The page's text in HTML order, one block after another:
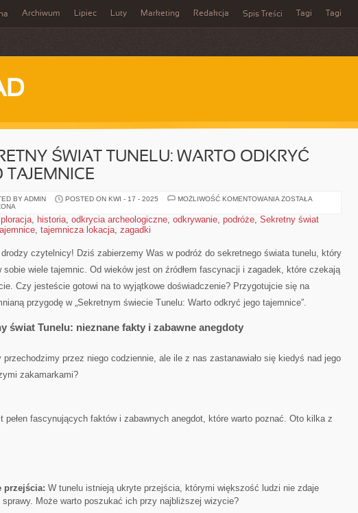
Archiwum Lipiec Luty Marketing Redakcja Spis Treści Tagi Tagi
ŚWIAT TUNELU: WARTO ODKRYĆ
TAJEMNICE
BY ADMIN POSTED ON KWI - 17 - 2025 MOŻLIWOŚĆ KOMENTOWANIA SEKRETNY
WARTO
ZOSTAŁA
, historia, odkrycia archeologiczne, odkrywanie, podróże, Sekretny świat
, tajemnicza lokacja, zagadki
czytelnicy! Dziś zabierzemy⁣ Was w podróż do sekretnego świata tunelu, który
sobie wiele tajemnic. Od wieków⁣ jest on ​źródłem fascynacji i zagadek, które czekają
Czy ⁣jesteście gotowi na to ⁢wyjątkowe doświadczenie? Przygotujcie się na
przygodę w „Sekretnym świecie Tunelu:‍ Warto odkryć jego tajemnice”.
świat Tunelu: nieznane fakty i zabawne anegdoty
przez niego codziennie, ale ile z nas ‍zastanawiało się kiedyś nad⁢ jego
zakamarkami?
pełen fascynujących faktów ⁢i zabawnych anegdot,‍ które wart o poznać. Oto kilka z
przejścia: W tunelu istnieją ukryte przejścia, którymi większość ⁢ludzi nie zdaje‌
⁢sprawy.​ Może warto poszukać‌ ich przy najbliższej wizycie?